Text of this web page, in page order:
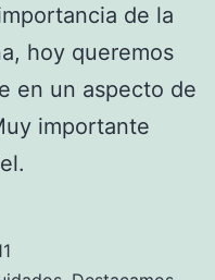
de la
hoy queremos
en un aspecto de
importante